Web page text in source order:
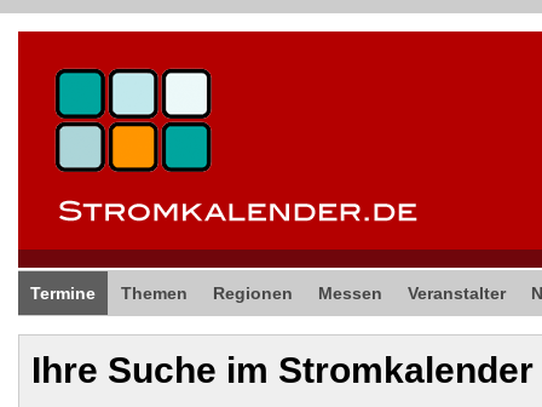
Termine Themen Regionen Messen Veranstalter
Ihre Suche im Stromkalender